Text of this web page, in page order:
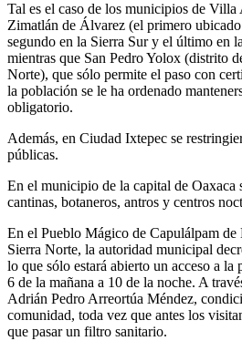
Tal es el caso de los municipios de Villa
Zimatlán de Álvarez (el primero
segundo en la Sierra Sur y el último en
mientras que San Pedro Yolox (distrito
Norte), que sólo permite el paso con
la población se le ha ordenado
obligatorio.
Además, en Ciudad Ixtepec se
públicas.
En el municipio de la capital de Oaxaca
cantinas, botaneros, antros y centros
En el Pueblo Mágico de Capulálpam de
Sierra Norte, la autoridad municipal
lo que sólo estará abierto un acceso a
6 de la mañana a 10 de la noche. A
Adrián Pedro Arreortúa Méndez,
comunidad, toda vez que antes los
que pasar un filtro sanitario.